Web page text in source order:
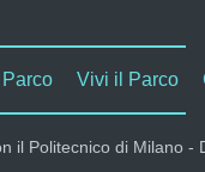
Vivi il Parco
il Politecnico di Milano